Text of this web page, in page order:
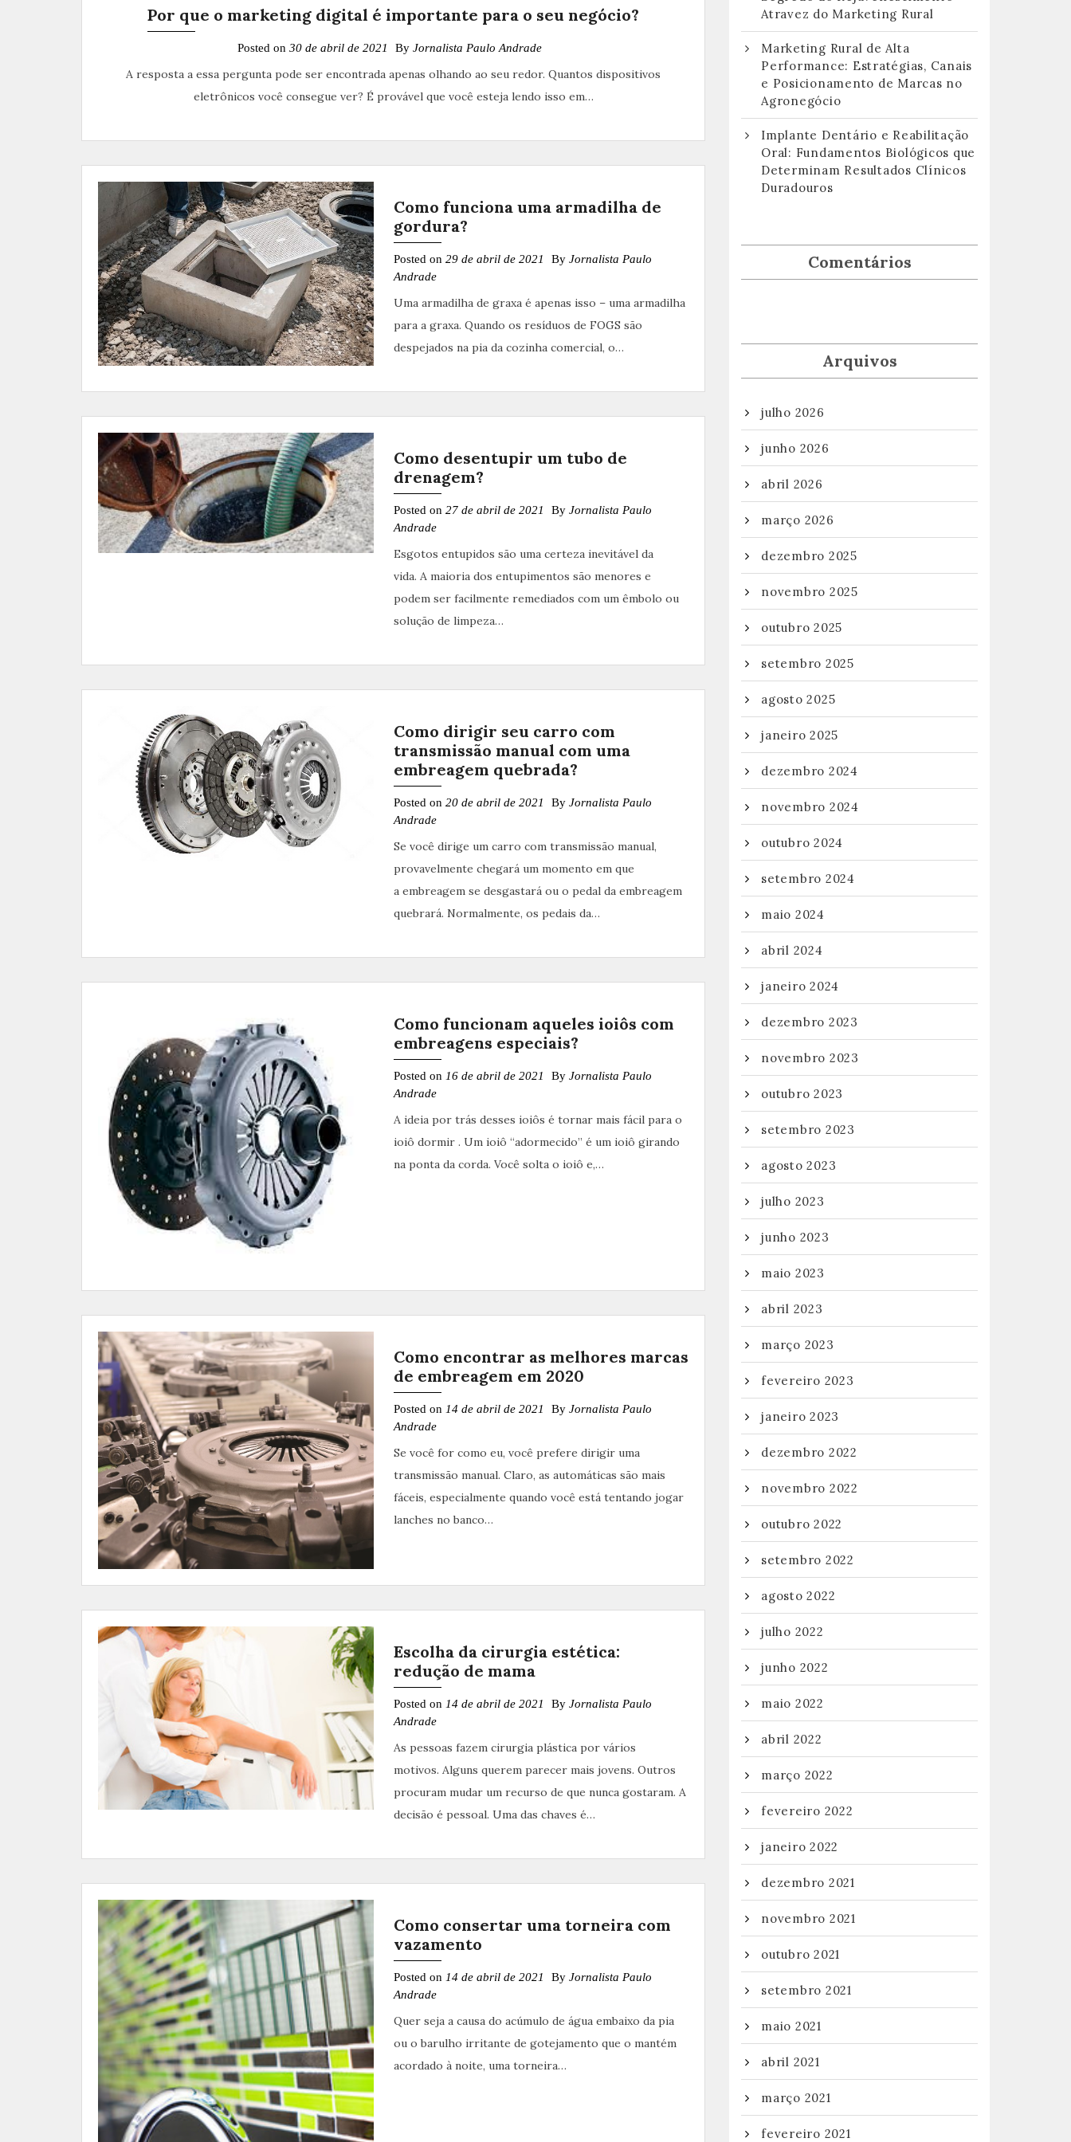
Por que o marketing digital é importante para o seu negócio?
Posted on 30 de abril de 2021 By Jornalista Paulo Andrade
A resposta a essa pergunta pode ser encontrada apenas olhando ao seu redor. Quantos dispositivos
eletrônicos você consegue ver? É provável que você esteja lendo isso em…
Como funciona uma armadilha de
gordura?
Posted on 29 de abril de 2021 By Jornalista Paulo
Andrade
Uma armadilha de graxa é apenas isso – uma armadilha
para a graxa. Quando os resíduos de FOGS são
despejados na pia da cozinha comercial, o…
Como desentupir um tubo de
drenagem?
Posted on 27 de abril de 2021 By Jornalista Paulo
Andrade
Esgotos entupidos são uma certeza inevitável da
vida. A maioria dos entupimentos são menores e
podem ser facilmente remediados com um êmbolo ou
solução de limpeza…
Como dirigir seu carro com
transmissão manual com uma
embreagem quebrada?
Posted on 20 de abril de 2021 By Jornalista Paulo
Andrade
Se você dirige um carro com transmissão manual,
provavelmente chegará um momento em que
a embreagem se desgastará ou o pedal da embreagem
quebrará. Normalmente, os pedais da…
Como funcionam aqueles ioiôs com
embreagens especiais?
Posted on 16 de abril de 2021 By Jornalista Paulo
Andrade
A ideia por trás desses ioiôs é tornar mais fácil para o
ioiô dormir . Um ioiô “adormecido” é um ioiô girando
na ponta da corda. Você solta o ioiô e,…
Como encontrar as melhores marcas
de embreagem em 2020
Posted on 14 de abril de 2021 By Jornalista Paulo
Andrade
Se você for como eu, você prefere dirigir uma
transmissão manual. Claro, as automáticas são mais
fáceis, especialmente quando você está tentando jogar
lanches no banco…
Escolha da cirurgia estética:
redução de mama
Posted on 14 de abril de 2021 By Jornalista Paulo
Andrade
As pessoas fazem cirurgia plástica por vários
motivos. Alguns querem parecer mais jovens. Outros
procuram mudar um recurso de que nunca gostaram. A
decisão é pessoal. Uma das chaves é…
Como consertar uma torneira com
vazamento
Posted on 14 de abril de 2021 By Jornalista Paulo
Andrade
Quer seja a causa do acúmulo de água embaixo da pia
ou o barulho irritante de gotejamento que o mantém
acordado à noite, uma torneira…
Atravez do Marketing Rural
Marketing Rural de Alta
Performance: Estratégias, Canais
e Posicionamento de Marcas no
Agronegócio
Implante Dentário e Reabilitação
Oral: Fundamentos Biológicos que
Determinam Resultados Clínicos
Duradouros
Comentários
Arquivos
julho 2026
junho 2026
abril 2026
março 2026
dezembro 2025
novembro 2025
outubro 2025
setembro 2025
agosto 2025
janeiro 2025
dezembro 2024
novembro 2024
outubro 2024
setembro 2024
maio 2024
abril 2024
janeiro 2024
dezembro 2023
novembro 2023
outubro 2023
setembro 2023
agosto 2023
julho 2023
junho 2023
maio 2023
abril 2023
março 2023
fevereiro 2023
janeiro 2023
dezembro 2022
novembro 2022
outubro 2022
setembro 2022
agosto 2022
julho 2022
junho 2022
maio 2022
abril 2022
março 2022
fevereiro 2022
janeiro 2022
dezembro 2021
novembro 2021
outubro 2021
setembro 2021
maio 2021
abril 2021
março 2021
fevereiro 2021